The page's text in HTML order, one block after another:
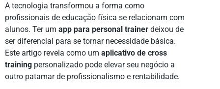
A tecnologia transformou a forma como
profissionais de educação física se relacionam com
alunos. Ter um app para personal trainer deixou de
ser diferencial para se tornar necessidade básica.
Este artigo revela como um aplicativo de cross
training personalizado pode elevar seu negócio a
outro patamar de profissionalismo e rentabilidade.